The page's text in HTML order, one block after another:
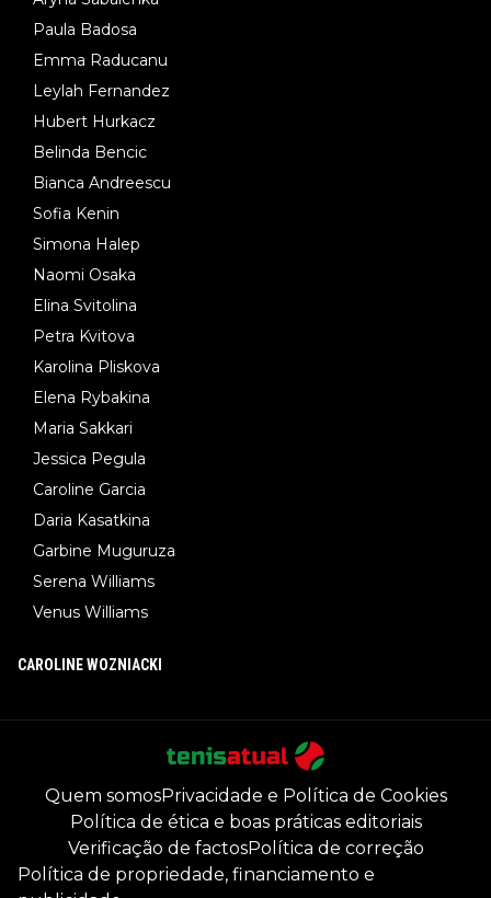
Paula Badosa
Emma Raducanu
Leylah Fernandez
Hubert Hurkacz
Belinda Bencic
Bianca Andreescu
Sofia Kenin
Simona Halep
Naomi Osaka
Elina Svitolina
Petra Kvitova
Karolina Pliskova
Elena Rybakina
Maria Sakkari
Jessica Pegula
Caroline Garcia
Daria Kasatkina
Garbine Muguruza
Serena Williams
Venus Williams
CAROLINE WOZNIACKI
Quem somosPrivacidade e Política de Cookies
Política de ética e boas práticas editoriais
Verificação de factosPolítica de correção
Política de propriedade, financiamento e